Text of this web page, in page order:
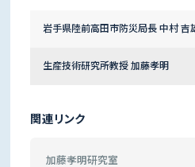
岩手県陸前高田市防災局長 中村 吉
生産技術研究所教授 加藤孝明
関連リンク
加藤孝明研究室